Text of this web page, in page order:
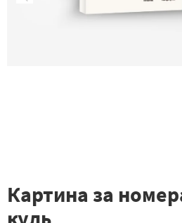
Картина за